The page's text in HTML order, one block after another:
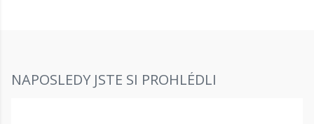
NAPOSLEDY JSTE SI PROHLÉDLI